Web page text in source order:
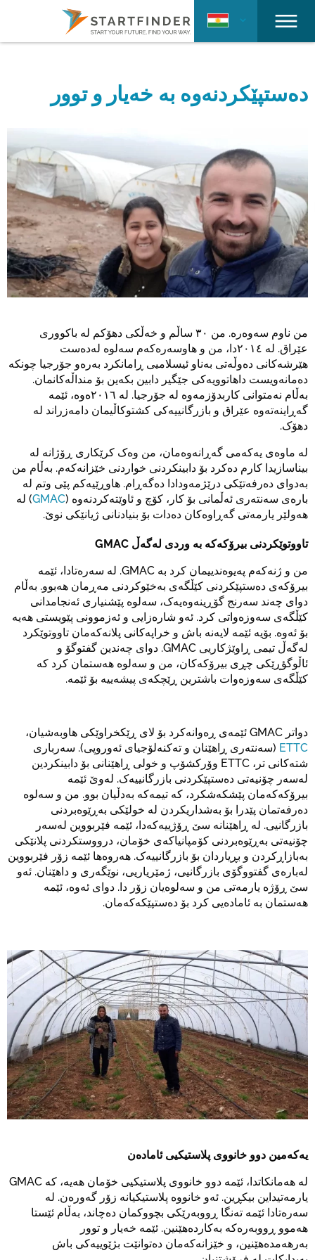
دەستپێکردنەوە بە خەیار و توور
من ناوم سەوەرە. من ٣٠ ساڵم و خەڵکی دهۆکم لە باکووری
عێراق. لە ٢٠١٤دا، من و هاوسەرەکەم سەلوە لەدەست
هێرشەکانی دەوڵەتی بەناو ئیسلامیی ڕامانکرد بەرەو جۆرجیا چونکە
دەمانەویست داهاتوویەکی جێگیر دابین بکەین بۆ منداڵەکانمان.
بەڵام نەمتوانی کاربدۆزمەوە لە جۆرجیا. لە ٢٠١٦ەوە، ئێمە
گەڕاینەتەوە عێراق و بازرگانییەکی کشتوکاڵیمان دامەزراند لە
دهۆک.
لە ماوەی یەکەمی گەڕانەوەمان، من وەک کرێکاری ڕۆژانە لە
بیناسازیدا کارم دەکرد بۆ دابینکردنی خواردنی خێزانەکەم. بەڵام من
بەدوای دەرفەتێکی درێژمەودادا دەگەڕام. هاوڕێیەکم پێی وتم لە
بارەی سەنتەری ئەڵمانی بۆ کار، کۆچ و ئاوێتەکردنەوە (GMAC) لە
هەولێر یارمەتی گەڕاوەکان دەدات بۆ بنیادنانی ژیانێکی نوێ.
تاووتوێکردنی بیرۆکەکە بە وردی لەگەڵ GMAC
من و ژنەکەم پەیوەندییمان کرد بە GMAC. لە سەرەتادا، ئێمە
بیرۆکەی دەستپێکردنی کێڵگەی بەخێوکردنی مەڕمان هەبوو. بەڵام
دوای چەند سەرنج گۆڕینەوەیەک، سەلوە پێشنیاری ئەنجامدانی
کێڵگەی سەوزەواتی کرد. ئەو شارەزایی و ئەزموونی پێویستی هەیە
بۆ ئەوە. بۆیە ئێمە لایەنە باش و خراپەکانی پلانەکەمان تاووتوێکرد
لەگەڵ تیمی ڕاوێژکاریی GMAC. دوای چەندین گفتوگۆ و
ئاڵوگؤڕێکی چڕی بیرۆکەکان، من و سەلوە هەستمان کرد کە
کێڵگەی سەوزەوات باشترین ڕێچکەی پیشەییە بۆ ئێمە.
دواتر GMAC ئێمەی ڕەوانەکرد بۆ لای ڕێکخراوێکی هاوبەشیان،
ETTC (سەنتەری ڕاهێنان و تەکنەلۆجیای ئەوروپی). سەرباری
شتەکانی تر، ETTC وۆرکشۆپ و خولی ڕاهێنانی بۆ دابینکردین
لەسەر چۆنیەتی دەستپێکردنی بازرگانییەک. لەوێ ئێمە
بیرۆکەکەمان پێشکەشکرد، کە تیمەکە بەدڵیان بوو. من و سەلوە
دەرفەتمان پێدرا بۆ بەشداریکردن لە خولێکی بەڕێوەبردنی
بازرگانیی. لە ڕاهێنانە سێ ڕۆژییەکەدا، ئێمە فێربووین لەسەر
چۆنیەتی بەڕێوەبردنی کۆمپانیاکەی خۆمان، درووستکردنی پلانێکی
بەبازاڕکردن و بڕیاردان بۆ بازرگانییەک. هەروەها ئێمە زۆر فێربووین
لەبارەی گفتووگۆی بازرگانیی، ژمێریاریی، نوێگەری و داهێنان. ئەو
سێ ڕۆژە یارمەتی من و سەلوەیان زۆر دا. دوای ئەوە، ئێمە
هەستمان بە ئامادەیی کرد بۆ دەستپێکەکەمان.
یەکەمین دوو خانووی پلاستیکیی ئامادەن
لە هەمانکاتدا، ئێمە دوو خانووی پلاستیکیی خۆمان هەیە، کە GMAC
یارمەتیداین بیکڕین. ئەو خانووە پلاستیکیانە زۆر گەورەن. لە
سەرەتادا ئێمە تەنگا ڕووبەرێکی بچووکمان دەچاند، بەڵام ئێستا
هەموو ڕووبەرەکە بەکاردەهێنین. ئێمە خەیار و توور
بەرهەمدەهێنین، و خێزانەکەمان دەتوانێت بژێوییەکی باش